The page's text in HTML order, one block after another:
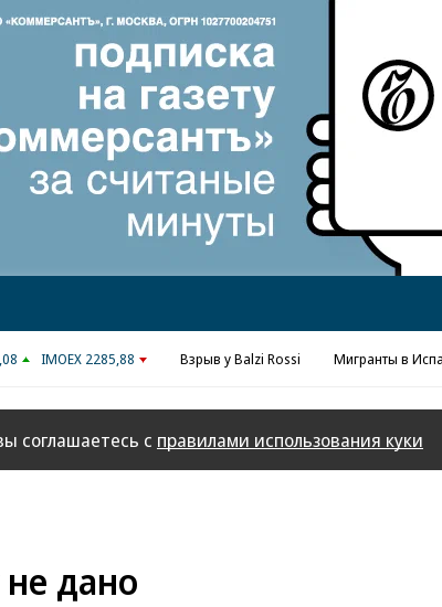
IMOEX 2285,88 Взрыв у Balzi Rossi Мигранты в
соглашаетесь с правилами использования куки
дано